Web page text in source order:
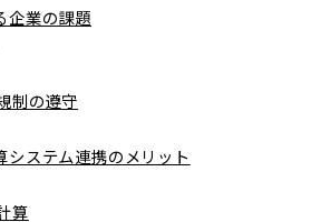
企業の課題
制の遵守
ステム連携のメリット
算